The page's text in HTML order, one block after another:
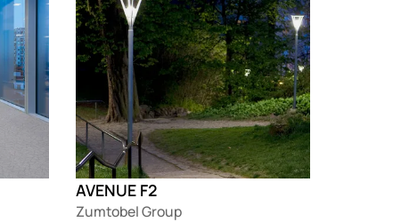
AVENUE F2
Zumtobel Group